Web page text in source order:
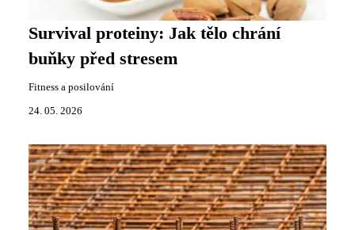
Survival proteiny: Jak tělo chrání
buňky před stresem
Fitness a posilování
24. 05. 2026